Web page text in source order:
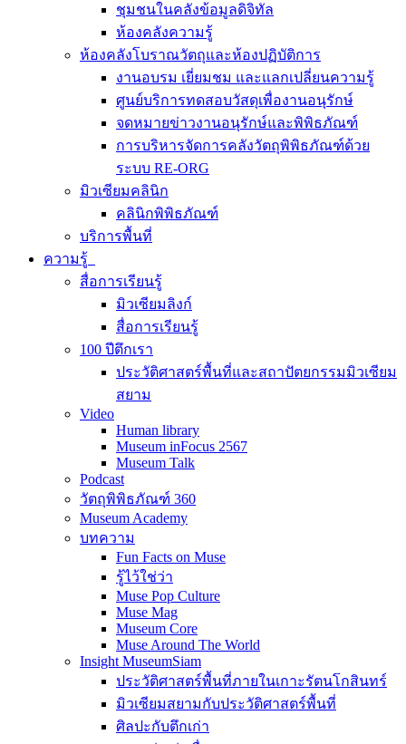
ชุมชนในคลังข้อมูลดิจิทัล
ห้องคลังความรู้
ห้องคลังโบราณวัตถุและห้องปฏิบัติการ
งานอบรม เยี่ยมชม และแลกเปลี่ยนความรู้
ศูนย์บริการทดสอบวัสดุเพื่องานอนุรักษ์
จดหมายข่าวงานอนุรักษ์และพิพิธภัณฑ์
การบริหารจัดการคลังวัตถุพิพิธภัณฑ์ด้วย
ระบบ RE-ORG
มิวเซียมคลินิก
คลินิกพิพิธภัณฑ์
บริการพื้นที่
ความรู้
สื่อการเรียนรู้
มิวเซียมลิงก์
สื่อการเรียนรู้
100 ปีตึกเรา
ประวัติศาสตร์พื้นที่และสถาปัตยกรรมมิวเซียม
สยาม
Video
Human library
Museum inFocus 2567
Museum Talk
Podcast
วัตถุพิพิธภัณฑ์ 360
Museum Academy
บทความ
Fun Facts on Muse
รู้ไว้ใช่ว่า
Muse Pop Culture
Muse Mag
Museum Core
Muse Around The World
Insight MuseumSiam
ประวัติศาสตร์พื้นที่ภายในเกาะรัตนโกสินทร์
มิวเซียมสยามกับประวัติศาสตร์พื้นที่
ศิลปะกับตึกเก่า